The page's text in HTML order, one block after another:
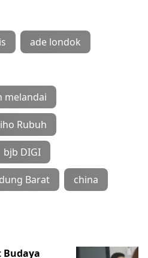
ade londok
melandai
Rubuh
bjb DIGI
Barat china
Budaya